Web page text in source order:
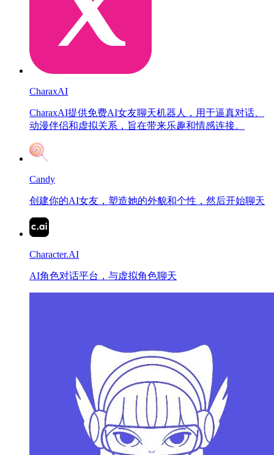
CharaxAI
CharaxAI提供免费AI女友聊天机器人，用于逼真对话、
动漫伴侣和虚拟关系，旨在带来乐趣和情感连接。
Candy
创建你的AI女友，塑造她的外貌和个性，然后开始聊天
Character.AI
AI角色对话平台，与虚拟角色聊天